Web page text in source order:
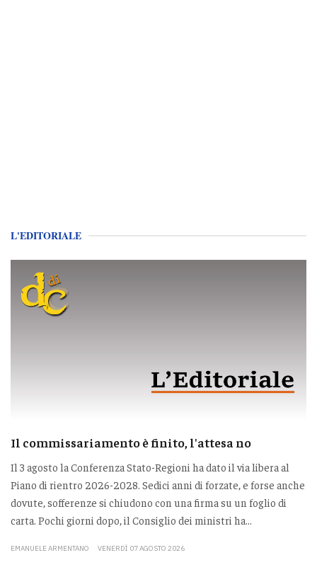
L'EDITORIALE
Il commissariamento è finito, l'attesa no
Il 3 agosto la Conferenza Stato-Regioni ha dato il via libera al
Piano di rientro 2026-2028. Sedici anni di forzate, e forse anche
dovute, sofferenze si chiudono con una firma su un foglio di
carta. Pochi giorni dopo, il Consiglio dei ministri ha...
EMANUELE ARMENTANO VENERDÌ 07 AGOSTO 2026